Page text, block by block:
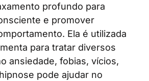
profundo para
e promover
Ela é utilizada
para tratar diversos
ansiedade, fobias, vícios,
pode ajudar no